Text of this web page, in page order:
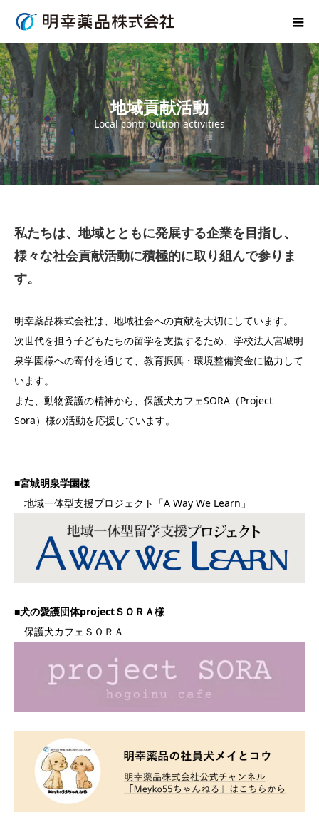
地域貢献活動
Local contribution activities
私たちは、地域とともに発展する企業を目指し、
様々な社会貢献活動に積極的に取り組んで参りま
す。
明幸薬品株式会社は、地域社会への貢献を大切にしています。
次世代を担う子どもたちの留学を支援するため、学校法人宮城明
泉学園様への寄付を通じて、教育振興・環境整備資金に協力して
います。
また、動物愛護の精神から、保護犬カフェSORA（Project
Sora）様の活動を応援しています。
■宮城明泉学園様
地域一体型支援プロジェクト「A Way We Learn」
■犬の愛護団体projectＳＯＲＡ様
保護犬カフェＳＯＲＡ